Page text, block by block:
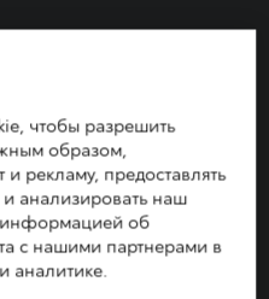
чтобы разрешить
образом,
рекламу, предоставлять
анализировать наш
об
с нашими партнерами в
аналитике.